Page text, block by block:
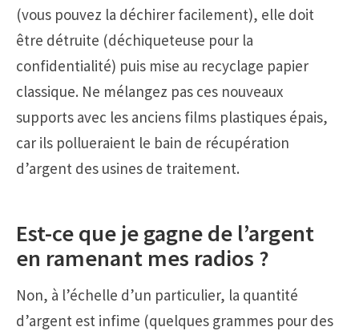
(vous pouvez la déchirer facilement), elle doit
être détruite (déchiqueteuse pour la
confidentialité) puis mise au recyclage papier
classique. Ne mélangez pas ces nouveaux
supports avec les anciens films plastiques épais,
car ils pollueraient le bain de récupération
d’argent des usines de traitement.
Est-ce que je gagne de l’argent
en ramenant mes radios ?
Non, à l’échelle d’un particulier, la quantité
d’argent est infime (quelques grammes pour des